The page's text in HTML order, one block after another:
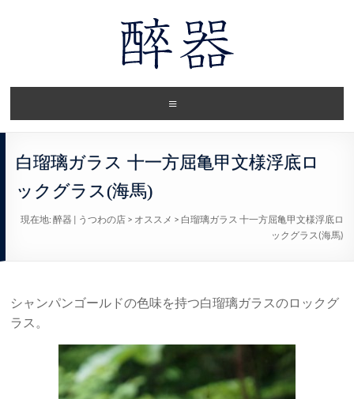
白瑠璃ガラス 十一方屈亀甲文様浮底ロ
ックグラス(海馬)
現在地: 醉器 | うつわの店> オススメ > 白瑠璃ガラス 十一方屈亀甲文様浮底ロ
ックグラス(海馬)
シャンパンゴールドの色味を持つ白瑠璃ガラスのロックグ
ラス。